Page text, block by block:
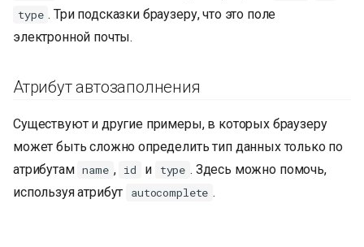
type . Три подсказки браузеру, что это поле
электронной почты.
Атрибут автозаполнения
Существуют и другие примеры, в которых браузеру
может быть сложно определить тип данных только по
атрибутам name , id и type . Здесь можно помочь,
используя атрибут
autocomplete .